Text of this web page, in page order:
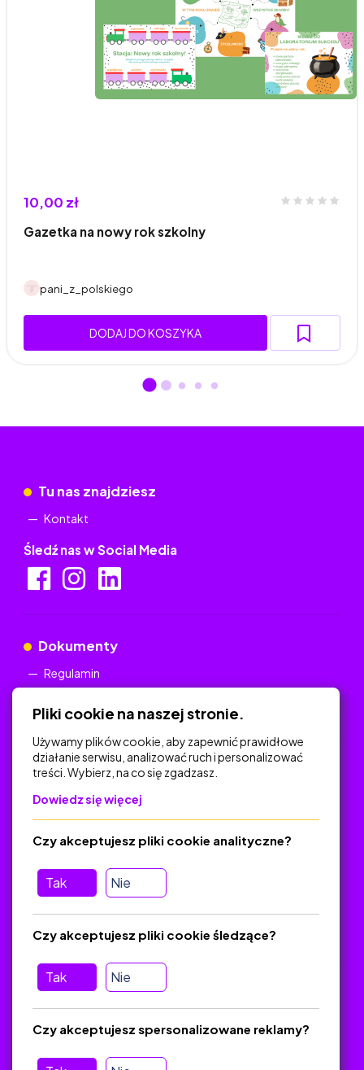
10,00 zł
Gazetka na nowy rok szkolny
pani_z_polskiego
DODAJ DO KOSZYKA
Tu nas znajdziesz
Kontakt
Śledź nas w Social Media
Dokumenty
Regulamin
Na skróty
Polityka Prywatności
Regulamin
O platformie
Baza materiałów dydaktycznych
Jak zostać autorem
FAQ
wiadomość nie trafiła do folderu SPAM)
Pliki cookie na naszej stronie.
Używamy plików cookie, aby zapewnić prawidłowe
działanie serwisu, analizować ruch i personalizować
treści. Wybierz, na co się zgadzasz.
Dowiedz się więcej
Tak Nie
Czy akceptujesz pliki cookie analityczne?
Tak Nie
Czy akceptujesz pliki cookie śledzące?
Czy akceptujesz spersonalizowane reklamy?